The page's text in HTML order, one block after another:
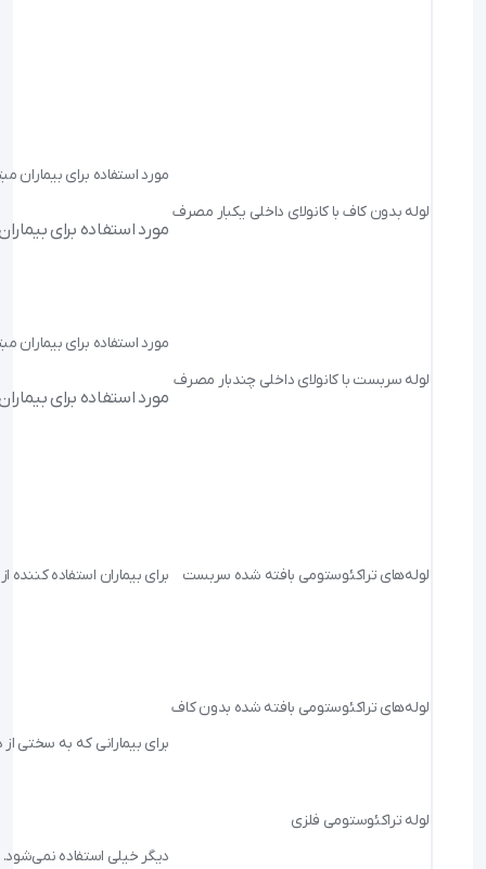
لوله بدون کاف با کانولای داخلی یکبار مصرف
مورد استفاده برای بیماران
مورد استفاده برای
لوله سربست با کانولای داخلی چندبار مصرف
مورد استفاده برای بیماران
مورد استفاده برای
لوله‌های تراکئوستومی بافته شده سربست برای بیماران استفاده
لوله‌های تراکئوستومی بافته شده بدون کاف
برای بیمارانی که به سختی
لوله تراکئوستومی فلزی
دیگر خیلی استفاده نمی‌شود.